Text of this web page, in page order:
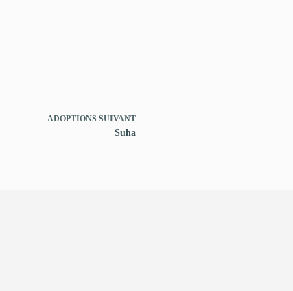
ADOPTIONS SUIVANT
Suha